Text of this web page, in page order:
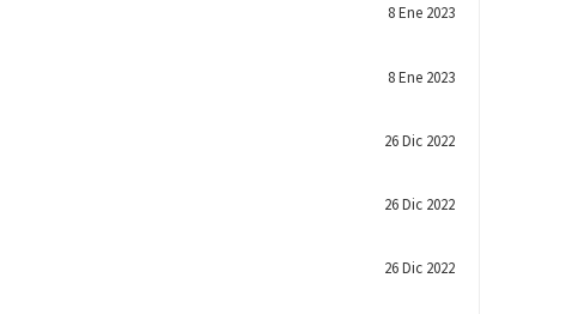
8 Ene 2023
8 Ene 2023
26 Dic 2022
26 Dic 2022
26 Dic 2022